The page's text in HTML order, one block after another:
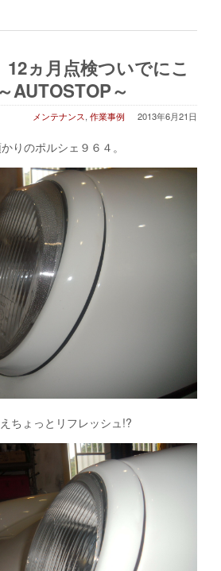
ヵ月点検ついでにこ
～
2013年6月21日
メンテナンス, 作業事例
りのポルシェ９６４。
ちょっとリフレッシュ!?